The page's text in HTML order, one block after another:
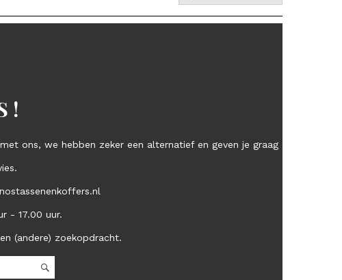
!
ons, we hebben zeker een alternatief en geven je graag
- 17.00 uur.
(andere) zoekopdracht.